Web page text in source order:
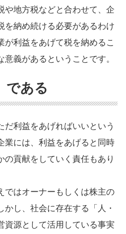
や地方税などと合わせて、企
を納め続ける必要があるわけ
が利益をあげて税を納めるこ
義があるということです。
である
だ利益をあげればいいという
業には、利益をあげると同時
の貢献をしていく責任もあり
ではオーナーもしくは株主の
かし、社会に存在する「人・
資源として活用している事実